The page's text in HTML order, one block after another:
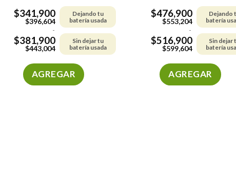
$341,900
$396,604
Dejando tu
batería usada
-
$381,900
$443,004
Sin dejar tu
batería usada
AGREGAR
$476,900
$553,204
Dejando
batería
-
$516,900
$599,604
Sin dejar
batería
AGREGAR